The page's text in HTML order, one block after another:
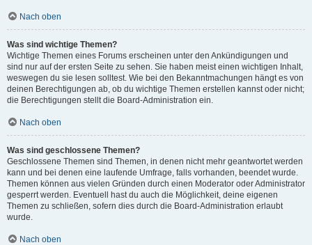
Nach oben
Was sind wichtige Themen?
Wichtige Themen eines Forums erscheinen unter den Ankündigungen und
sind nur auf der ersten Seite zu sehen. Sie haben meist einen wichtigen Inhalt,
weswegen du sie lesen solltest. Wie bei den Bekanntmachungen hängt es von
deinen Berechtigungen ab, ob du wichtige Themen erstellen kannst oder nicht;
die Berechtigungen stellt die Board-Administration ein.
Nach oben
Was sind geschlossene Themen?
Geschlossene Themen sind Themen, in denen nicht mehr geantwortet werden
kann und bei denen eine laufende Umfrage, falls vorhanden, beendet wurde.
Themen können aus vielen Gründen durch einen Moderator oder Administrator
gesperrt werden. Eventuell hast du auch die Möglichkeit, deine eigenen
Themen zu schließen, sofern dies durch die Board-Administration erlaubt
wurde.
Nach oben